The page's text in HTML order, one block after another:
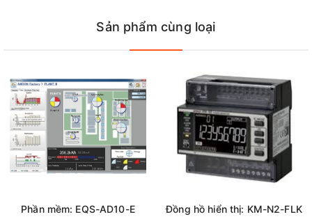
Sản phẩm cùng loại
Phần mềm: EQS-AD10-E Đồng hồ hiển thị: KM-N2-FLK